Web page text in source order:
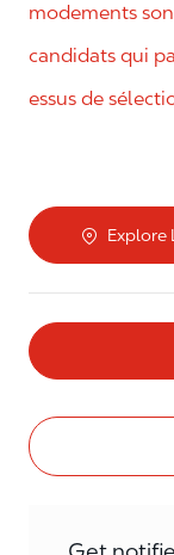
modements
candidats qui
essus de
Explore